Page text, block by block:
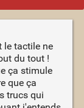
le tactile ne
du tout !
ça stimule
que ça
trucs qui